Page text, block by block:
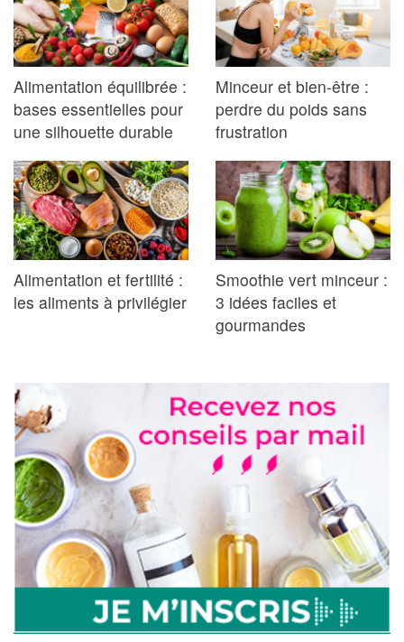
Alimentation équilibrée :
bases essentielles pour
une silhouette durable
Minceur et bien-être :
perdre du poids sans
frustration
Alimentation et fertilité :
les aliments à privilégier
Smoothie vert minceur :
3 idées faciles et
gourmandes